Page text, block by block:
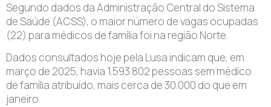
Segundo dados da Administração Central do Sistema
de Saúde (ACSS), o maior número de vagas ocupadas
(22) para médicos de família foi na região Norte.
Dados consultados hoje pela Lusa indicam que, em
março de 2025, havia 1.593.802 pessoas sem médico
de família atribuído, mais cerca de 30.000 do que em
janeiro.